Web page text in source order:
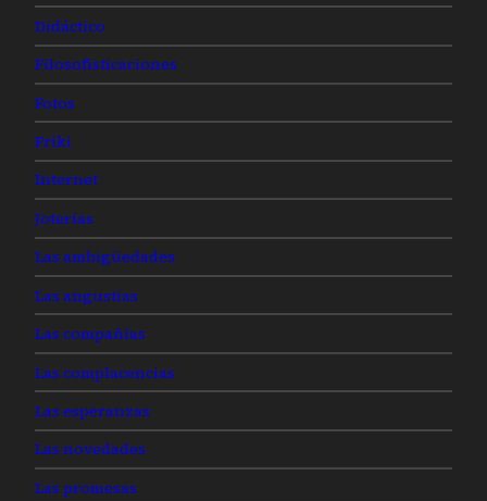
Didáctico
Filosofisticaciones
Fotos
Friki
Internet
Joterías
Las ambigüedades
Las angustias
Las compañías
Las complacencias
Las esperanzas
Las novedades
Las promesas